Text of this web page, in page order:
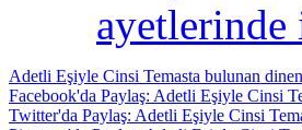
Adetli Eşiyle Cinsi Temasta bulunan dinen
Facebook'da Paylaş: Adetli Eşiyle Cinsi
Twitter'da Paylaş: Adetli Eşiyle Cinsi